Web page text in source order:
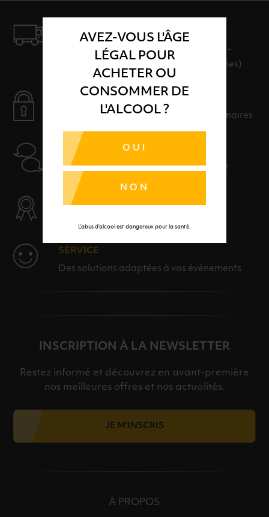
AVEZ-VOUS L'ÂGE
LÉGAL POUR
ACHETER OU
CONSOMMER DE
L'ALCOOL ?
OUI
NON
L’abus d’alcool est dangereux pour la santé.
LIVRAISON
LIVRAISON EN 24H ET GRATUITE AU-
DELÀ DE 100€ D'ACHAT (hors consignes)
PAIEMENT SÉCURISÉ
Payer en toute sérénité avec nos partenaires
AIDE
Nos conseillers sont à votre disposition
SÉLECTION & QUALITÉ
SERVICE
Des solutions adaptées à vos événements
INSCRIPTION À LA NEWSLETTER
Restez informé et découvrez en avant-première
nos meilleures offres et nos actualités.
JE M'INSCRIS
À PROPOS